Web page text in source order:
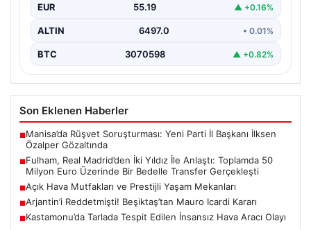
Premier Lig’in köklü ekiplerinden Fulham, transfer
pazarlığında önemli bir adım attı. İngiltere temsilcisi,
La…
EUR 55.19 ▲ +0.16%
ALTIN 6497.0 • 0.01%
BTC 3070598 ▲ +0.82%
Son Eklenen Haberler
■Manisa’da Rüşvet Soruşturması: Yeni Parti İl Başkanı İlksen
Özalper Gözaltında
■Fulham, Real Madrid’den İki Yıldız İle Anlaştı: Toplamda 50
Milyon Euro Üzerinde Bir Bedelle Transfer Gerçekleşti
■Açık Hava Mutfakları ve Prestijli Yaşam Mekanları
■Arjantin’i Reddetmişti! Beşiktaş’tan Mauro Icardi Kararı
■Kastamonu’da Tarlada Tespit Edilen İnsansız Hava Aracı Olayı